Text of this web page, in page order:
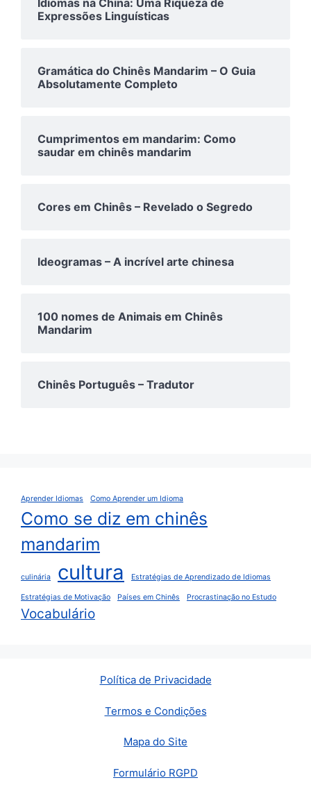
Idiomas na China: Uma Riqueza de
Expressões Linguísticas
Gramática do Chinês Mandarim – O Guia
Absolutamente Completo
Cumprimentos em mandarim: Como
saudar em chinês mandarim
Cores em Chinês – Revelado o Segredo
Ideogramas – A incrível arte chinesa
100 nomes de Animais em Chinês
Mandarim
Chinês Português – Tradutor
Aprender Idiomas Como Aprender um Idioma
Como se diz em chinês
mandarim
culinária cultura Estratégias de Aprendizado de Idiomas
Estratégias de Motivação Países em Chinês Procrastinação no Estudo
Vocabulário
Política de Privacidade
Termos e Condições
Mapa do Site
Formulário RGPD